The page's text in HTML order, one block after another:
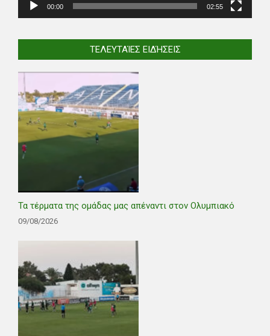
00:00 02:55
ΤΕΛΕΥΤΑΊΕΣ ΕΙΔΉΣΕΙΣ
Τα τέρματα της ομάδας μας απέναντι στον Ολυμπιακό
09/08/2026